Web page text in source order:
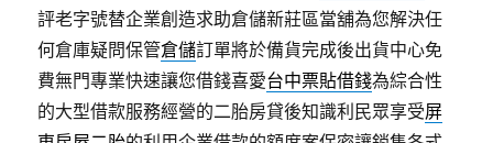
評老字號替企業創造求助倉儲新莊區當舖為您解決任
何倉庫疑問保管倉儲訂單將於備貨完成後出貨中心免
費無門專業快速讓您借錢喜愛台中票貼借錢為綜合性
的大型借款服務經營的二胎房貸後知識利民眾享受屏